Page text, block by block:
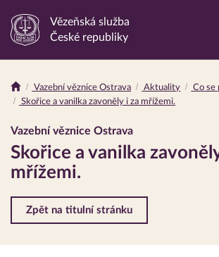
Odkaz
stránku
Vězeňská služba
České republiky
Drobečková
Vazební věznice Ostrava Aktuality
Co se
Skořice a vanilka zavoněly i za mřížemi.
Vazební věznice Ostrava
Skořice a vanilka
mřížemi.
Zpět na titulní stránku